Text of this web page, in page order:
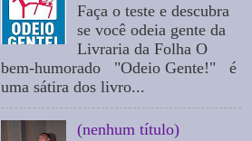
Faça o teste e descubra
se você odeia gente da
Livraria da Folha O
bem-humorado "Odeio Gente!" é
uma sátira dos livro...
(nenhum título)